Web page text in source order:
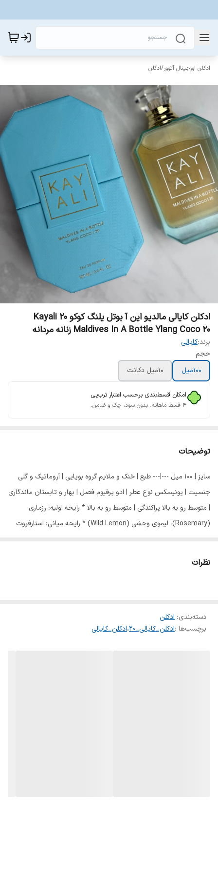
ادکلن اورجینال آتوور/ادکلن
ادکلن کایالی مالدیو این آ بوتل یلنگ کوکو 20 Kayali
Maldives In A Bottle Ylang Coco 20 زنانه مردانه
برند:کایالی
حجم
100میل
10میل دکانت
امکان قسط‌بندی برحسب اعتبار ترب‌پی
۴ قسط ماهانه. بدون سود، چک و ضامن.
توضیحات
سایز | 100 میل ---|--- طبع | خنک و ملایم گروه بویایی | آروماتیک و گلی
جنسیت | یونیسکس نوع عطر | ادو پرفیوم فصل | بهار و تابستان ماندگاری
| متوسط رو به بالا پراکندگی | متوسط رو به بالا * رایحه اولیه: رزماری
(Rosemary)، لیموی وحشی (Wild Lemon) * رایحه میانی: استارفروت
نظرات
دسته‌بندی: ادکلن
برچسب‌ها :ادکلن_کایالی_20 ،ادکلن_کایالی